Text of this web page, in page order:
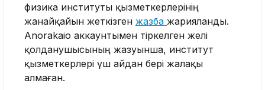
физика институты қызметкерлерінің
жанайқайын жеткізген жазба жарияланды.
Anorakaio аккаунтымен тіркелген желі
қолданушысының жазуынша, институт
қызметкерлері үш айдан бері жалақы
алмаған.